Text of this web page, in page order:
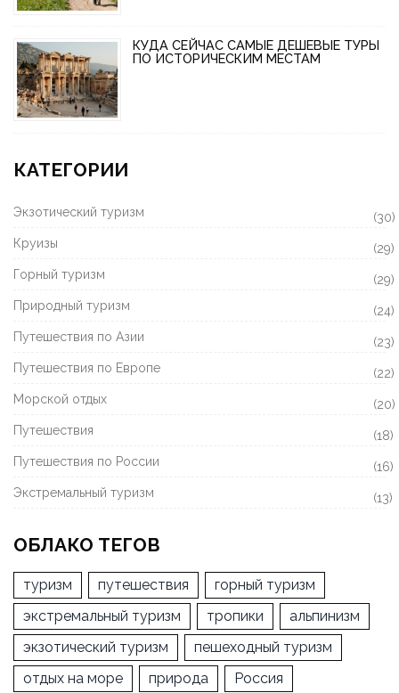
КУДА СЕЙЧАС САМЫЕ ДЕШЕВЫЕ ТУРЫ
ПО ИСТОРИЧЕСКИМ МЕСТАМ
КАТЕГОРИИ
Экзотический туризм
(30)
Круизы
(29)
Горный туризм
(29)
Природный туризм
(24)
Путешествия по Азии
(23)
Путешествия по Европе
(22)
Морской отдых
(20)
Путешествия
(18)
Путешествия по России
(16)
Экстремальный туризм
(13)
ОБЛАКО ТЕГОВ
туризм путешествия
горный туризм
экстремальный туризм
тропики
альпинизм
экзотический туризм
пешеходный туризм
отдых на море
природа
Россия